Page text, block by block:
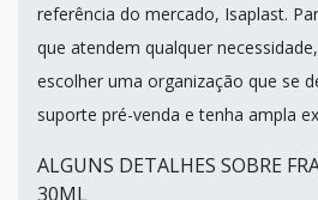
referência do mercado, Isaplast.
que atendem qualquer
escolher uma organização que se
suporte pré-venda e tenha ampla
ALGUNS DETALHES SOBRE
30ML